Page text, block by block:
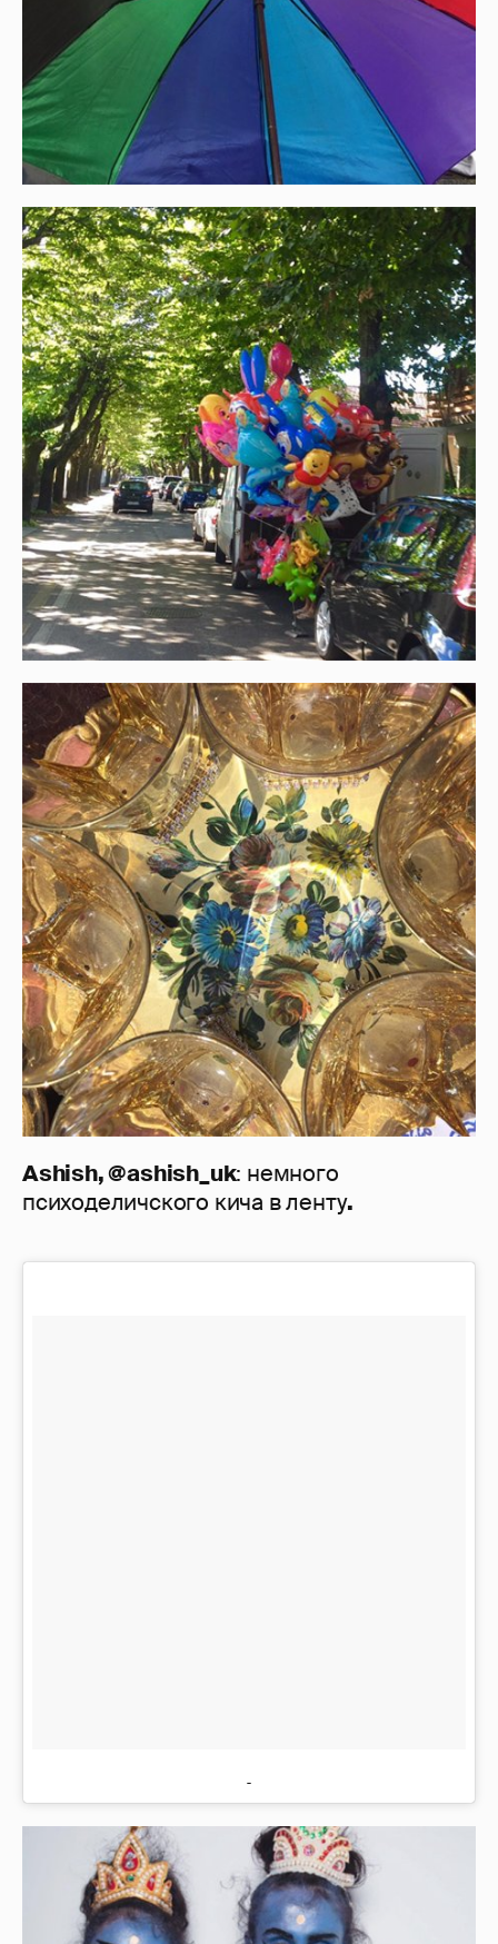
Ashish, @ashish_uk: немного
психоделичского кича в ленту.